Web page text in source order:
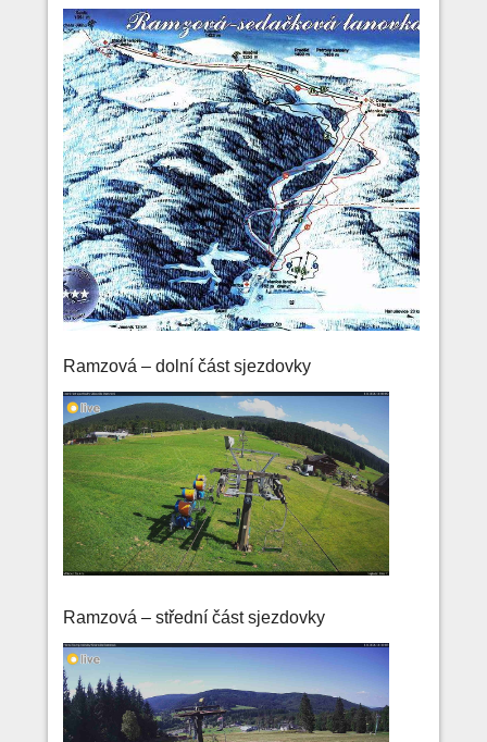
Ramzová – dolní část sjezdovky
Ramzová – střední část sjezdovky